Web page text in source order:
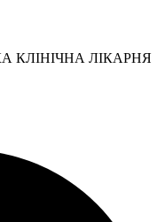
КЛІНІЧНА ЛІКАРНЯ